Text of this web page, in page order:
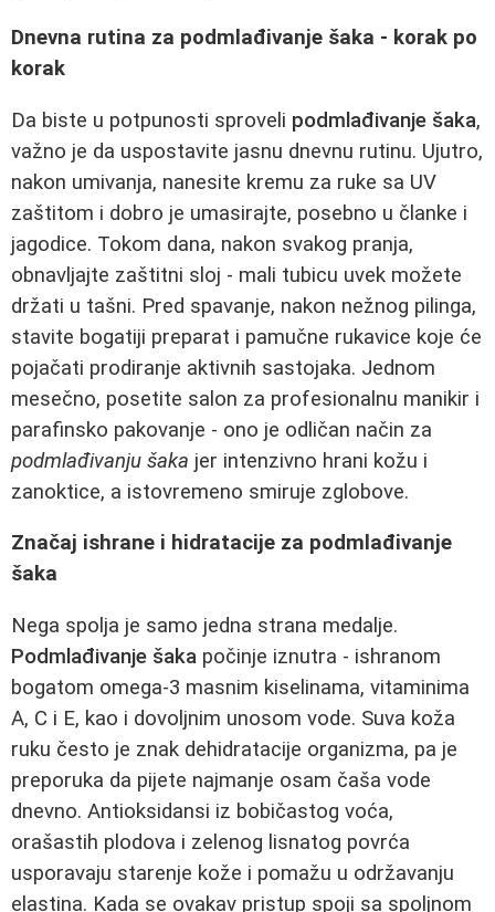
Dnevna rutina za podmlađivanje šaka - korak po
korak
Da biste u potpunosti sproveli podmlađivanje šaka,
važno je da uspostavite jasnu dnevnu rutinu. Ujutro,
nakon umivanja, nanesite kremu za ruke sa UV
zaštitom i dobro je umasirajte, posebno u članke i
jagodice. Tokom dana, nakon svakog pranja,
obnavljajte zaštitni sloj - mali tubicu uvek možete
držati u tašni. Pred spavanje, nakon nežnog pilinga,
stavite bogatiji preparat i pamučne rukavice koje će
pojačati prodiranje aktivnih sastojaka. Jednom
mesečno, posetite salon za profesionalnu manikir i
parafinsko pakovanje - ono je odličan način za
podmlađivanju šaka jer intenzivno hrani kožu i
zanoktice, a istovremeno smiruje zglobove.
Značaj ishrane i hidratacije za podmlađivanje
šaka
Nega spolja je samo jedna strana medalje.
Podmlađivanje šaka počinje iznutra - ishranom
bogatom omega-3 masnim kiselinama, vitaminima
A, C i E, kao i dovoljnim unosom vode. Suva koža
ruku često je znak dehidratacije organizma, pa je
preporuka da pijete najmanje osam čaša vode
dnevno. Antioksidansi iz bobičastog voća,
orašastih plodova i zelenog lisnatog povrća
usporavaju starenje kože i pomažu u održavanju
elastina. Kada se ovakav pristup spoji sa spoljnom